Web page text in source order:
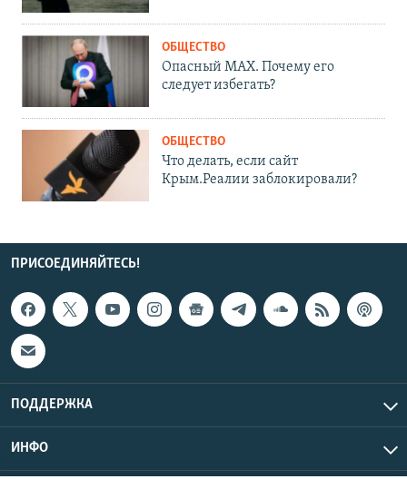
ОБЩЕСТВО
Опасный MAX. Почему его
следует избегать?
ОБЩЕСТВО
Что делать, если сайт
Крым.Реалии заблокировали?
ПРИСОЕДИНЯЙТЕСЬ!
ПОДДЕРЖКА
ИНФО